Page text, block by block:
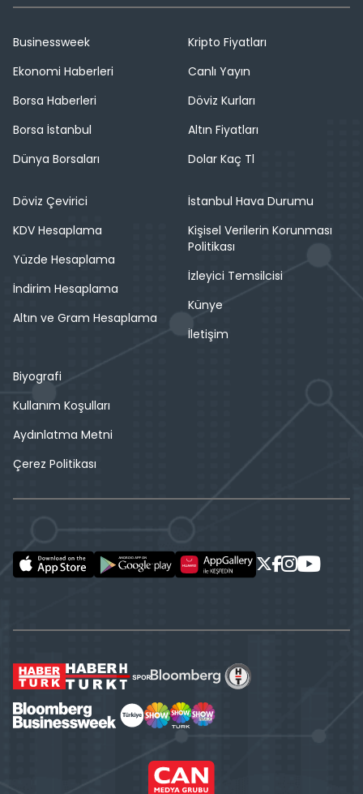
Businessweek
Ekonomi Haberleri
Borsa Haberleri
Borsa İstanbul
Dünya Borsaları
Kripto Fiyatları
Canlı Yayın
Döviz Kurları
Altın Fiyatları
Dolar Kaç Tl
Döviz Çevirici
KDV Hesaplama
Yüzde Hesaplama
İndirim Hesaplama
Altın ve Gram Hesaplama
İstanbul Hava Durumu
Kişisel Verilerin Korunması
Politikası
İzleyici Temsilcisi
Künye
İletişim
Biyografi
Kullanım Koşulları
Aydınlatma Metni
Çerez Politikası